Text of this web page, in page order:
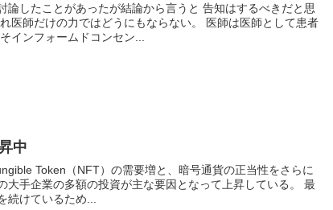
論したことがあったが結論から言うと 告知はするべきだと思
インフォームドコンセン...
中
Token（NFT）の需要増と、暗号通貨の正当性をさらに
手企業の多額の投資が主な要因となって上昇している。 最
続けているため...